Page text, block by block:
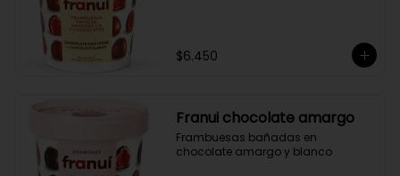
$6.450
Franui chocolate amargo
Frambuesas bañadas en
chocolate amargo y blanco